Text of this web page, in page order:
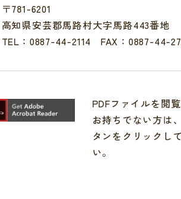
〒781-6201
高知県安芸郡馬路村大字馬路443番地
TEL： 0887-44-2114 FAX：0887-44-
PDFファイルを閲
お持ちでない方は
タンをクリックし
い。